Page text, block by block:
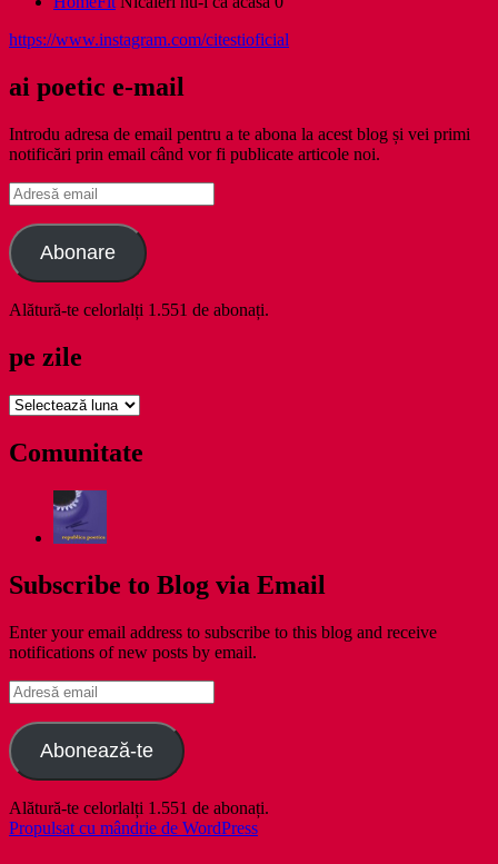
https://www.instagram.com/citestioficial
ai poetic e-mail
Introdu adresa de email pentru a te abona la acest blog și vei primi
notificări prin email când vor fi publicate articole noi.
Adresă
email
Abonare
Alătură-te celorlalți 1.551 de abonați.
pe zile
pe
Comunitate
Subscribe to Blog via Email
Enter your email address to subscribe to this blog and receive
notifications of new posts by email.
Adresă
email
Abonează-te
Alătură-te celorlalți 1.551 de abonați.
Propulsat cu mândrie de WordPress